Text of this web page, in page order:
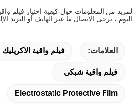
لمزيد من المعلومات حول كيفية اختيار فيلم
اليوم ، يرجى الاتصال بنا عبر الهاتف أو البريد
العلامات: فيلم واقية الاكريليك
فيلم واقية شبكي
Electrostatic Protective Film